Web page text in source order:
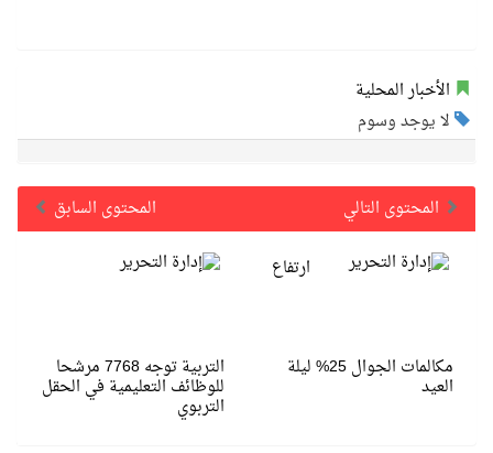
الأخبار المحلية
لا يوجد وسوم
المحتوى السابق المحتوى التالي
التربية توجه 7768 مرشحا
للوظائف التعليمية في الحقل
التربوي
ارتفاع
مكالمات الجوال 25% ليلة
العيد